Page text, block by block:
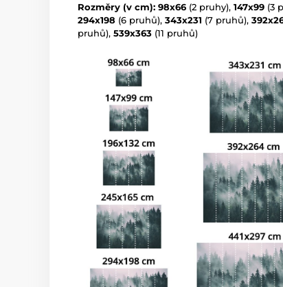
Rozměry (v cm): 98x66 (2 pruhy), 147x99 (3
294x198 (6 pruhů), 343x231 (7 pruhů),
pruhů), 539x363 (11 pruhů)